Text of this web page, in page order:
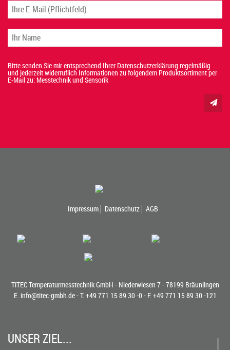
Bitte senden Sie mir entsprechend Ihrer Datenschutzerklärung regelmäßig
und jederzeit widerruflich Informationen zu folgendem Produktsortiment per
E-Mail zu: Messtechnik und Sensorik
Impressum Datenschutz AGB
TiTEC Temperaturmesstechnik GmbH - Niederwiesen 7 - 78199 Bräunlingen
E. info@titec-gmbh.de- T. +49 771 15 89 30 -0- F. +49 771 15 89 30 -121
UNSER ZIEL...